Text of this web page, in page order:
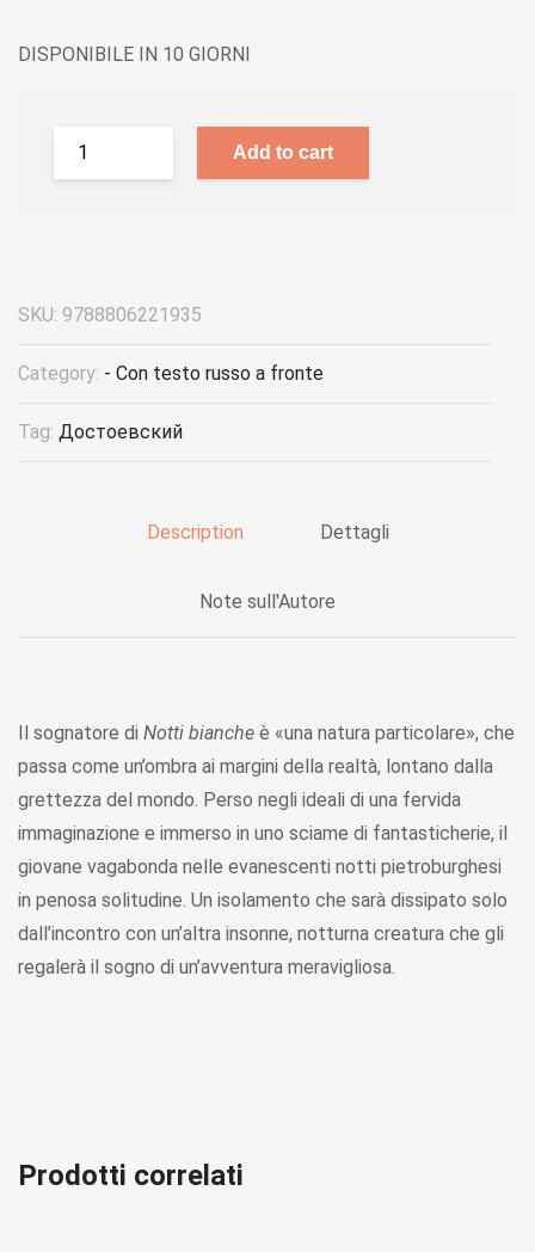
DISPONIBILE IN 10 GIORNI
Add to cart
SKU: 9788806221935
Category: - Con testo russo a fronte
Tag: Достоевский
Description Dettagli
Note sull'Autore
Il sognatore di Notti bianche è «una natura particolare», che
passa come un’ombra ai margini della realtà, lontano dalla
grettezza del mondo. Perso negli ideali di una fervida
immaginazione e immerso in uno sciame di fantasticherie, il
giovane vagabonda nelle evanescenti notti pietroburghesi
in penosa solitudine. Un isolamento che sarà dissipato solo
dall’incontro con un’altra insonne, notturna creatura che gli
regalerà il sogno di un’avventura meravigliosa.
Prodotti correlati